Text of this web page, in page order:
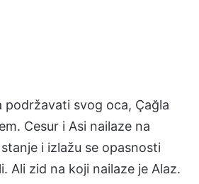
podržavati svog oca, Çağla
Cesur i Asi nailaze na
i izlažu se opasnosti
Ali zid na koji nailaze je Alaz.